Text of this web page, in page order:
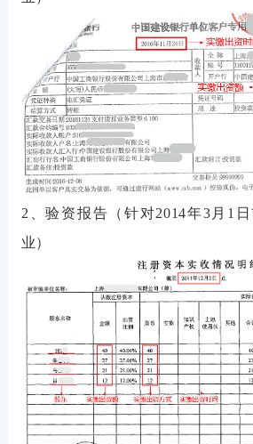
2、验资报告（针对2014年3月1
业）